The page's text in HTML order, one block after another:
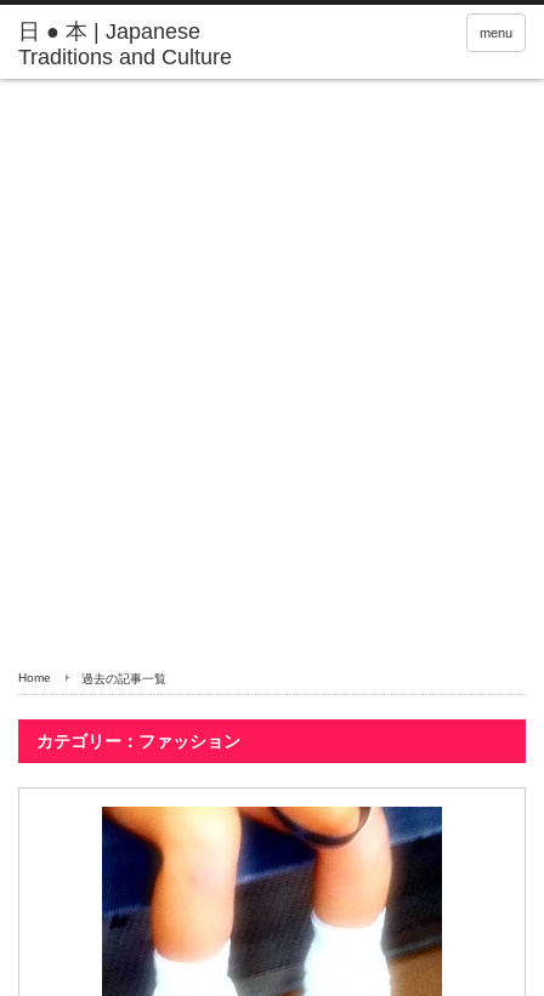
日 ● 本 | Japanese
Traditions and Culture
menu
Home 過去の記事一覧
カテゴリー：ファッション